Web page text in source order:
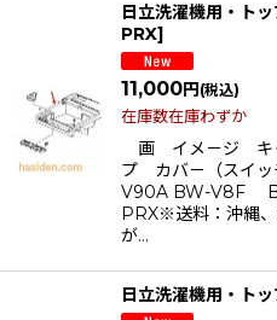
日立洗濯機用・ト
PRX]
11,000円 (税込)
在庫数在庫わずか
画 イメ－ジ キ
プ カバ－（スイッ
V90A BW-V8F
PRX※送料：沖縄
が…
日立洗濯機用・ト